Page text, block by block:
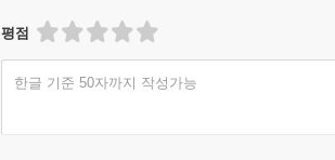
평점
한글 기준 50자까지 작성가능